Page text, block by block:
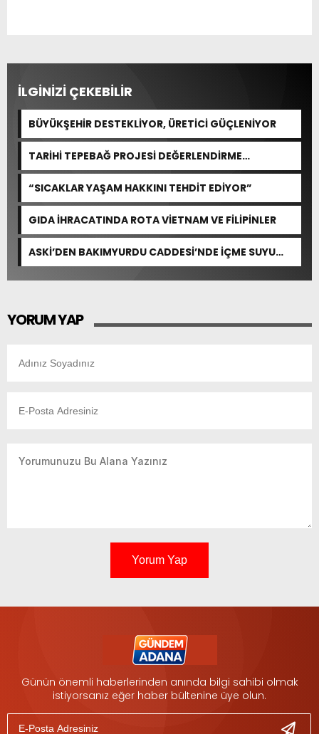
İLGİNİZİ ÇEKEBİLİR
BÜYÜKŞEHİR DESTEKLİYOR, ÜRETİCİ GÜÇLENİYOR
TARİHİ TEPEBAĞ PROJESİ DEĞERLENDİRME
TOPLANTISI GERÇEKLEŞTİRİLDİ
“SICAKLAR YAŞAM HAKKINI TEHDİT EDİYOR”
GIDA İHRACATINDA ROTA VİETNAM VE FİLİPİNLER
ASKİ’DEN BAKIMYURDU CADDESİ’NDE İÇME SUYU
ALTYAPISINA GÜÇLÜ YATIRIM
YORUM YAP
Yorum Yap
Günün önemli haberlerinden anında bilgi sahibi olmak
istiyorsanız eğer haber bültenine üye olun.